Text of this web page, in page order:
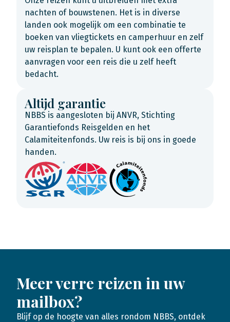
nachten of bouwstenen. Het is in diverse
landen ook mogelijk om een combinatie te
boeken van vliegtickets en camperhuur en zelf
uw reisplan te bepalen. U kunt ook een offerte
aanvragen voor een reis die u zelf heeft
bedacht.
Altijd garantie
NBBS is aangesloten bij ANVR, Stichting
Garantiefonds Reisgelden en het
Calamiteitenfonds. Uw reis is bij ons in goede
handen.
Meer verre reizen in uw
mailbox?
Blijf op de hoogte van alles rondom NBBS, ontdek